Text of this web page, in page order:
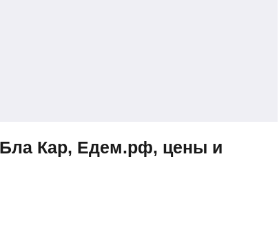
Кар, Едем.рф, цены и